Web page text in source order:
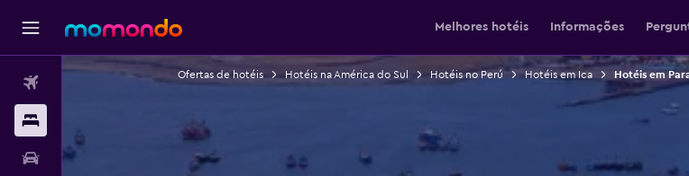
Melhores hotéis Informações
Carros
Ofertas de hotéis Hotéis na América do Sul Hotéis no Perú Hotéis em Ica Hotéis em